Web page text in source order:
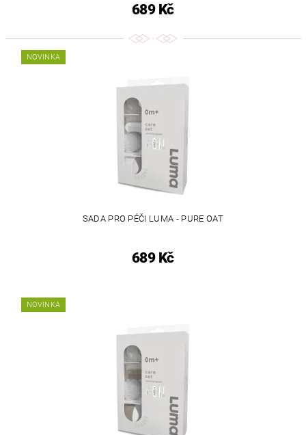
689 Kč
NOVINKA
SADA PRO PÉČI LUMA - PURE OAT
689 Kč
NOVINKA